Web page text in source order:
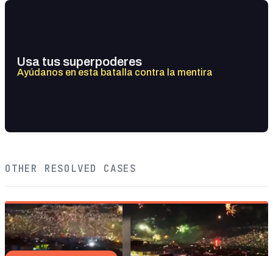
Usa tus superpoderes
Ayúdanos en esta batalla contra la mentira
OTHER RESOLVED CASES